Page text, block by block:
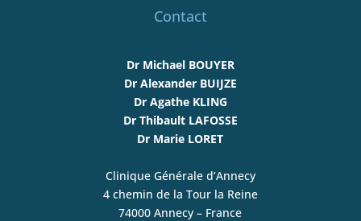
Contact
Dr Michael BOUYER
Dr Alexander BUIJZE
Dr Agathe KLING
Dr Thibault LAFOSSE
Dr Marie LORET
Clinique Générale d’Annecy
4 chemin de la Tour la Reine
74000 Annecy – France